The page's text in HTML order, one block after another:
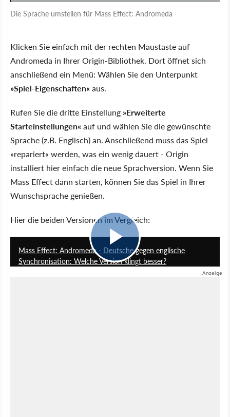
Die Sprache umstellen für Mass Effect: Andromeda
Klicken Sie einfach mit der rechten Maustaste auf
Andromeda in Ihrer Origin-Bibliothek. Dort öffnet sich
anschließend ein Menü: Wählen Sie den Unterpunkt
»Spiel-Eigenschaften«aus.
Rufen Sie die dritte Einstellung »Erweiterte
Starteinstellungen«auf und wählen Sie die gewünschte
Sprache (z.B. Englisch) an. Anschließend muss das Spiel
»repariert« werden, was ein wenig dauert - Origin
installiert hier einfach die neue Sprachversion. Wenn Sie
Mass Effect dann starten, können Sie das Spiel in Ihrer
Wunschsprache genießen.
Hier die beiden Versionen im Vergleich:
Mass Effect: Andromeda - Deutsche gegen englische
Synchronisation: Welche Version klingt besser?